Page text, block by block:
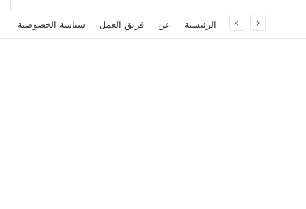
الرئيسية عن فريق العمل سياسة الخصوصية